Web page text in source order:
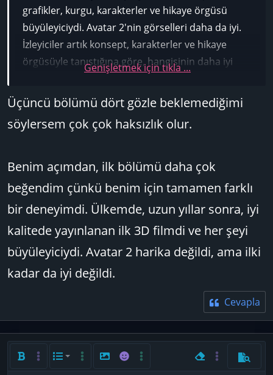
grafikler, kurgu, karakterler ve hikaye örgüsü
büyüleyiciydi. Avatar 2'nin görselleri daha da iyi.
İzleyiciler artık konsept, karakterler ve hikaye
örgüsüyle tanıştığına göre, hangisinin daha iyi
bekliyor musunuz? Avatar 1'in devam filminde
nelerin değiştirilmesi gerektiğini
düşünüyorsunuz?
Genişletmek için tıkla ...
Üçüncü bölümü dört gözle beklemediğimi
söylersem çok çok haksızlık olur.
Benim açımdan, ilk bölümü daha çok
beğendim çünkü benim için tamamen farklı
bir deneyimdi. Ülkemde, uzun yıllar sonra, iyi
kalitede yayınlanan ilk 3D filmdi ve her şeyi
büyüleyiciydi. Avatar 2 harika değildi, ama ilki
kadar da iyi değildi.
Cevapla
Kalın Daha fazla seçenek…
List Daha fazla seçenek…
Resim ekle
İfadelerDaha fazla seçenek…Biçimlendirmeyi
Daha fazla